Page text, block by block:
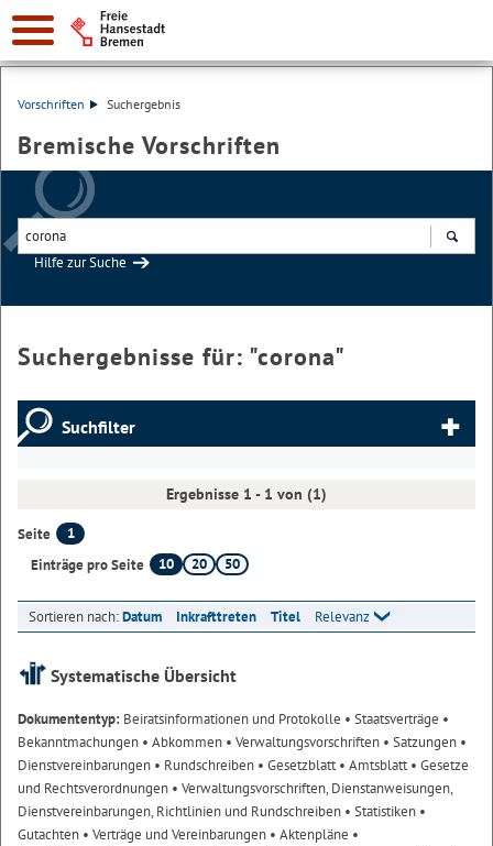
Vorschriften Suchergebnis
Bremische Vorschriften
Hilfe zur Suche
Suchergebnisse für: "corona"
Suchfilter
Ergebnisse 1 - 1 von (1)
Seite
1
Einträge pro Seite
10 20 50
Sortieren nach:Datum Inkrafttreten Titel Relevanz
Systematische Übersicht
Dokumententyp: Beiratsinformationen und Protokolle • Staatsverträge •
Bekanntmachungen • Abkommen • Verwaltungsvorschriften • Satzungen •
Dienstvereinbarungen • Rundschreiben • Gesetzblatt• Amtsblatt• Gesetze
und Rechtsverordnungen • Verwaltungsvorschriften, Dienstanweisungen,
Dienstvereinbarungen, Richtlinien und Rundschreiben • Statistiken •
Gutachten • Verträge und Vereinbarungen • Aktenpläne •